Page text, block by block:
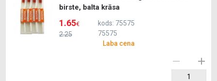
birste, balta krāsa
2.25
1.65€
kods: 75575
75575
Laba cena